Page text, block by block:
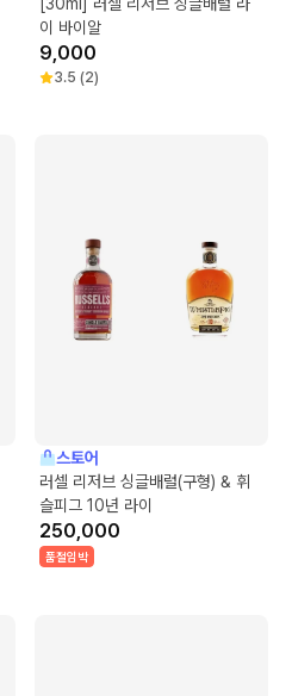
이 바이알
9,000
3.5 (2)
스토어
러셀 리저브 싱글배럴(구형) & 휘
슬피그 10년 라이
250,000
품절임박